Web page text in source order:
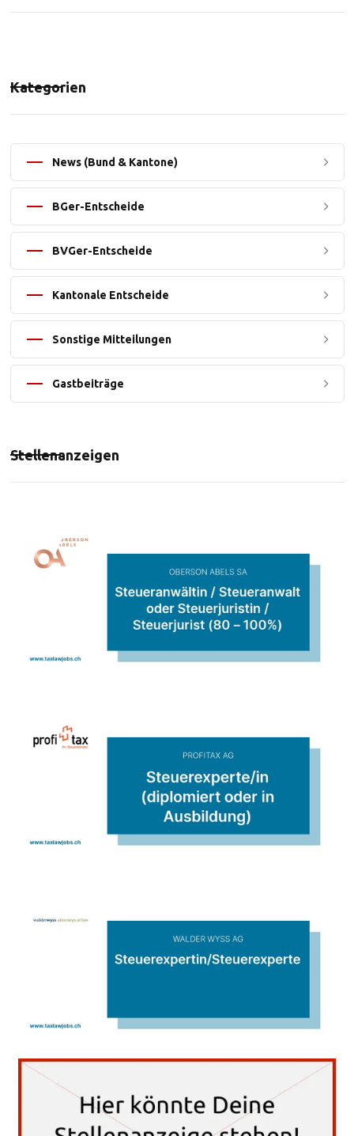
Kategorien
News (Bund & Kantone)
BGer-Entscheide
BVGer-Entscheide
Kantonale Entscheide
Sonstige Mitteilungen
Gastbeiträge
Stellenanzeigen